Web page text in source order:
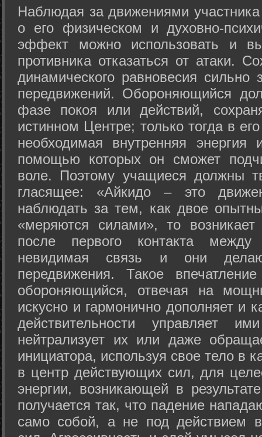
Hаблюдая за движениями
о его физическом и духовно-
эффект можно использовать и
противника отказаться от атаки.
динамического равновесия сильно
передвижений. Обороняющийся
фазе покоя или действий,
истинном Центре; только тогда в
необходимая внутренняя
помощью которых он сможет
воле. Поэтому учащиеся должны
гласящее: «Айкидо – это
наблюдать за тем, как двое
«меряются силами», то возникает
после первого контакта
невидимая связь и они
передвижения. Такое
обороняющийся, отвечая на
искусно и гармонично дополняет и
действительности управляет
нейтрализует их или даже
инициатора, используя свое тело в
в центр действующих сил, для
энергии, возникающей в
получается так, что падение
само собой, а не под действием